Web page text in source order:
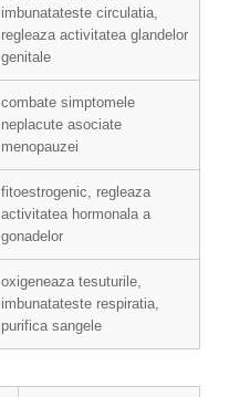
imbunatateste circulatia,
regleaza activitatea glandelor
genitale
combate simptomele
neplacute asociate
menopauzei
fitoestrogenic, regleaza
activitatea hormonala a
gonadelor
oxigeneaza tesuturile,
imbunatateste respiratia,
purifica sangele